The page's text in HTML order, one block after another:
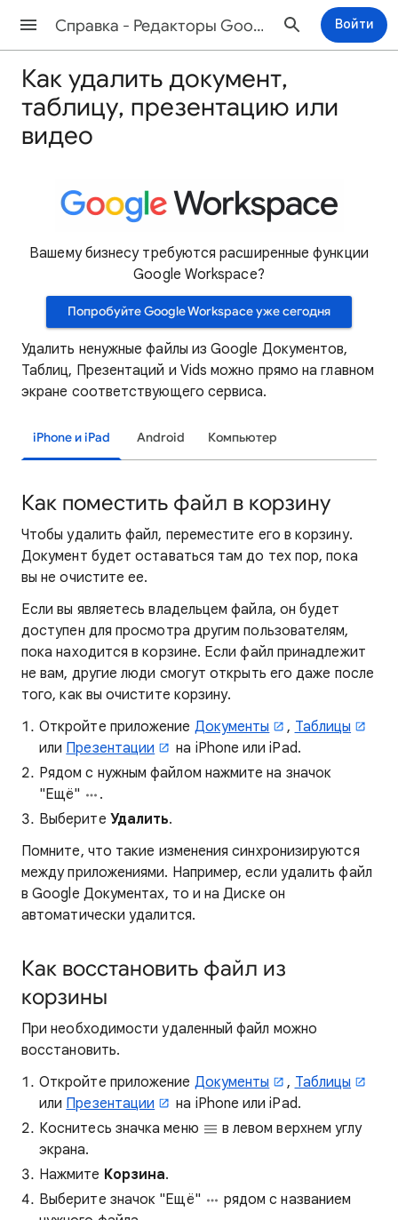
Cправка - Редакторы Google Документов Войти
Как удалить документ,
таблицу, презентацию или
видео
Вашему бизнесу требуются расширенные функции
Google Workspace?
Попробуйте Google Workspace уже сегодня
Удалить ненужные файлы из Google Документов,
Таблиц, Презентаций и Vids можно прямо на главном
экране соответствующего сервиса.
iPhone и iPad Android Компьютер
Как поместить файл в корзину
Чтобы удалить файл, переместите его в корзину.
Документ будет оставаться там до тех пор, пока
вы не очистите ее.
Если вы являетесь владельцем файла, он будет
доступен для просмотра другим пользователям,
пока находится в корзине. Если файл принадлежит
не вам, другие люди смогут открыть его даже после
того, как вы очистите корзину.
Откройте приложение Документы , Таблицы
или Презентации
на iPhone или iPad.
Рядом с нужным файлом нажмите на значок
"Ещё"
.
Выберите Удалить.
Помните, что такие изменения синхронизируются
между приложениями. Например, если удалить файл
в Google Документах, то и на Диске он
автоматически удалится.
Как восстановить файл из
корзины
При необходимости удаленный файл можно
восстановить.
Откройте приложение Документы , Таблицы
или Презентации
на iPhone или iPad.
Коснитесь значка меню
в левом верхнем углу
экрана.
Нажмите Корзина.
Выберите значок "Ещё"
рядом с названием